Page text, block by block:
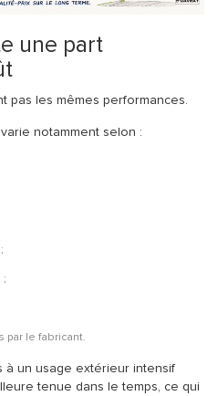
une part
pas les mêmes performances.
notamment selon :
;
par le fabricant.
à un usage extérieur intensif
tenue dans le temps, ce qui